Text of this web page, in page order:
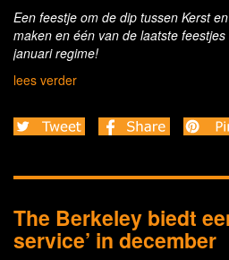
Een feestje om de dip tussen Kerst
maken en één van de laatste
januari regime!
lees verder
The Berkeley biedt
service’ in december